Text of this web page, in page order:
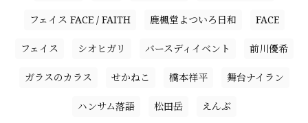
フェイス FACE / FAITH 鹿楓堂よついろ日和 FACE
フェイス シオヒガリ バースディイベント 前川優希
ガラスのカラス せかねこ 橋本祥平 舞台ナイラン
ハンサム落語 松田岳 えんぶ